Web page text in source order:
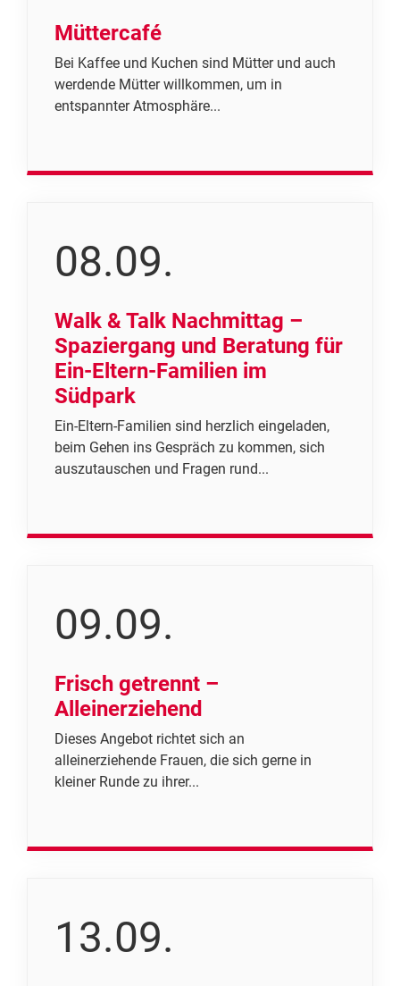
Müttercafé
Bei Kaffee und Kuchen sind Mütter und auch
werdende Mütter willkommen, um in
entspannter Atmosphäre...
08.09.
Walk & Talk Nachmittag –
Spaziergang und Beratung für
Ein-Eltern-Familien im
Südpark
Ein-Eltern-Familien sind herzlich eingeladen,
beim Gehen ins Gespräch zu kommen, sich
auszutauschen und Fragen rund...
09.09.
Frisch getrennt –
Alleinerziehend
Dieses Angebot richtet sich an
alleinerziehende Frauen, die sich gerne in
kleiner Runde zu ihrer...
13.09.